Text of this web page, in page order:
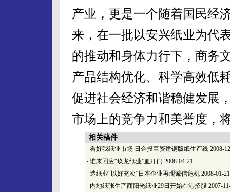
产业，更是一个随着国民经
来，在一批以安兴纸业为代
的推动和身体力行下，商务
产品结构优化、科学高效低
促进社会经济和谐稳健发展
市场上的竞争力和美誉度，
相关稿件
· 看好我纸业市场 日企投巨资建铜版纸生产线 2008-
· 谁来回应“玖龙纸业”血汗门 2008-04-21
· 造纸业“以好充次”日本企业再现诚信危机 2008-01-21
· 内地纸张生产商阳光纸业29日开始在港招股 2007-